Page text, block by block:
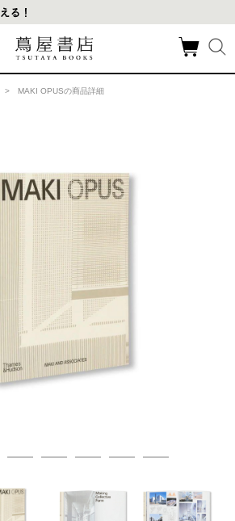
> MAKI OPUSの商品詳細